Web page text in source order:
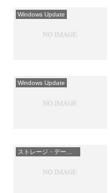
Windows Update
Windows Update